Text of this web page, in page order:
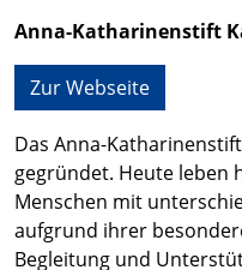
Anna-Katharinenstift
Zur Webseite
Das Anna-
gegründet. Heute leben
Menschen mit
aufgrund ihrer
Begleitung und